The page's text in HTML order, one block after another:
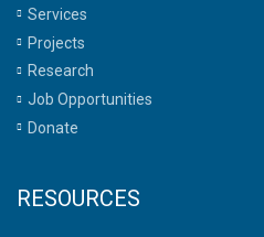
Services
Projects
Research
Job Opportunities
Donate
RESOURCES